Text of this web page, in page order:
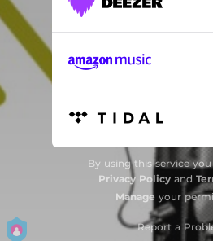
By using this service
Privacy Policyand
Manage your
Report a